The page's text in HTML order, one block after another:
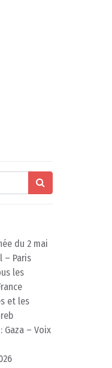
du 2 mai
– Paris
les
et les
Gaza – Voix